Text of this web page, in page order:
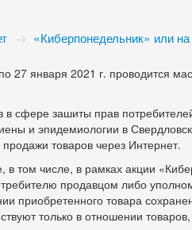
→ «Киберпонедельник» или
27 января 2021 г. проводится
в сфере зашиты прав
и эпидемиологии в
товаров через Интернет.
в том числе, в рамках акции
продавцом либо
приобретенного товара
только в отношении